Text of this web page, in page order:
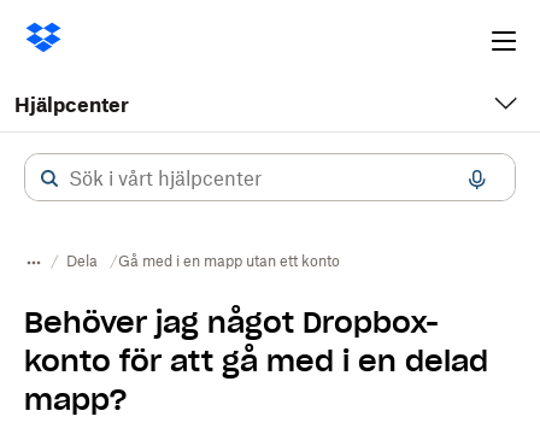
Hjälpcenter
Dela Gå med i en mapp utan ett konto
Behöver jag något Dropbox-
konto för att gå med i en delad
mapp?